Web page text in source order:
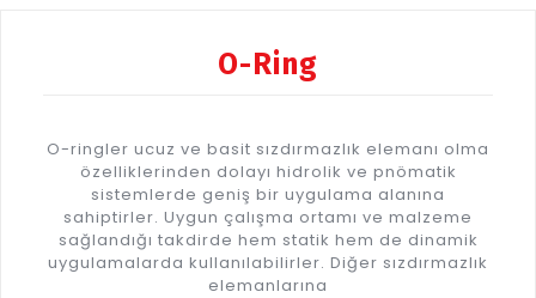
O-Ring
O-ringler ucuz ve basit sızdırmazlık elemanı olma
özelliklerinden dolayı hidrolik ve pnömatik
sistemlerde geniş bir uygulama alanına
sahiptirler. Uygun çalışma ortamı ve malzeme
sağlandığı takdirde hem statik hem de dinamik
uygulamalarda kullanılabilirler. Diğer sızdırmazlık
elemanlarına